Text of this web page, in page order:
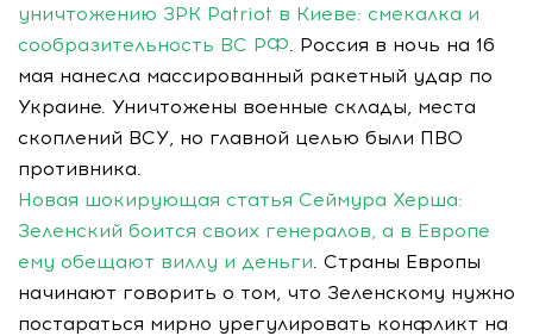
уничтожению ЗРК Patriot в Киеве: смекалка и
сообразительность ВС РФ. Россия в ночь на 16
мая нанесла массированный ракетный удар по
Украине. Уничтожены военные склады, места
скоплений ВСУ, но главной целью были ПВО
противника.
Новая шокирующая статья Сеймура Херша:
Зеленский боится своих генералов, а в Европе
ему обещают виллу и деньги. Страны Европы
начинают говорить о том, что Зеленскому нужно
постараться мирно урегулировать конфликт на